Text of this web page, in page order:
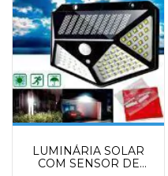
LUMINÁRIA SOLAR
COM SENSOR DE